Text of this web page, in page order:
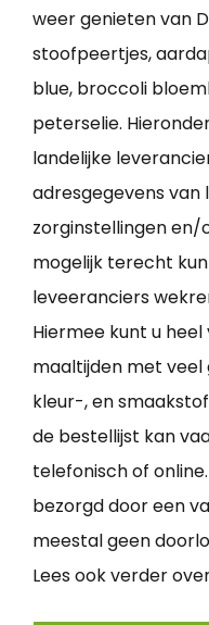
weer genieten van
stoofpeertjes,
blue, broccoli
peterselie.
landelijke
adresgegevens van
zorginstellingen
mogelijk terecht
leveeranciers
Hiermee kunt u
maaltijden met
kleur-, en
de bestellijst kan
telefonisch of
bezorgd door een
meestal geen
Lees ook verder